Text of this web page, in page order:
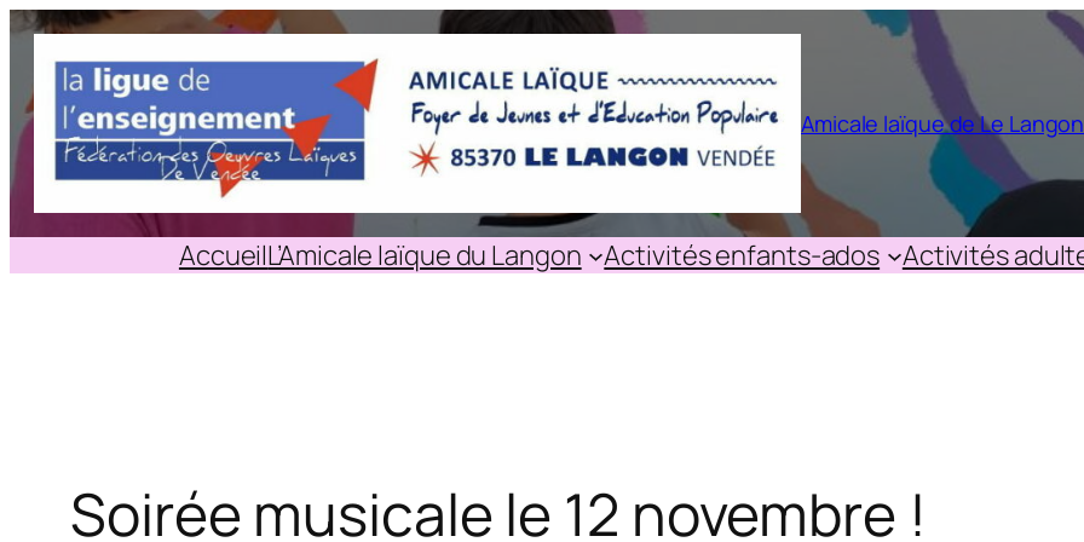
Aller
contenu
Amicale laïque de Le Langon
AccueilL’Amicale laïque du Langon Activités enfants-ados Activités
Soirée musicale le 12 novembre !